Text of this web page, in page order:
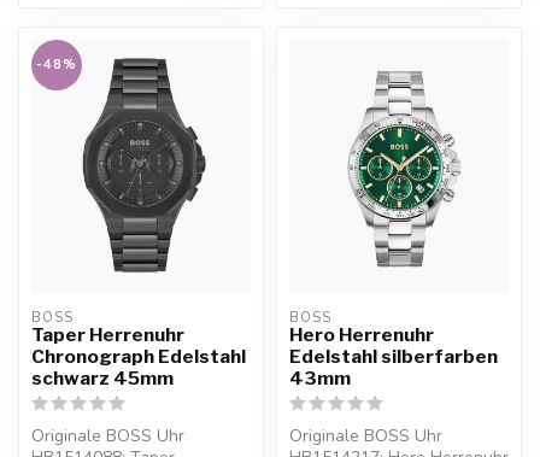
-48%
BOSS
Taper Herrenuhr
Chronograph Edelstahl
schwarz 45mm
Originale BOSS Uhr
BOSS
Hero Herrenuhr
Edelstahl silberfarben
43mm
Originale BOSS Uhr